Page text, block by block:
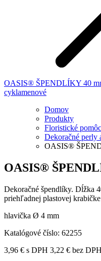
OASIS® ŠPENDLÍKY 40
cyklamenové
Domov
Produkty
Floristické
Dekoračné perly
OASIS®
OASIS®
Dekoračné špendlíky. Dĺžka
priehľadnej plastovej krabičke
hlavička Ø 4 mm
Katalógové číslo: 62255
3,96 € s DPH 3,22 € bez DPH